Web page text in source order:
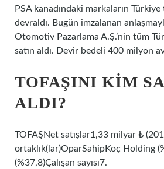
PSA kanadındaki markaların
devraldı. Bugün imzalanan
Otomotiv Pazarlama A.Ş.’nin tüm
satın aldı. Devir bedeli 400 milyon
TOFAŞINI KIM
ALDI?
TOFAŞNet satışlar1,33 milyar ₺
ortaklık(lar)OparSahipKoç Holding
(%37,8)Çalışan sayısı7.